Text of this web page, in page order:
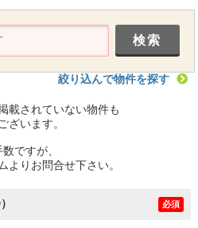
絞り込んで物件を探す
載されていない物件も
ざいます。
ですが、
よりお問合せ下さい。
必須